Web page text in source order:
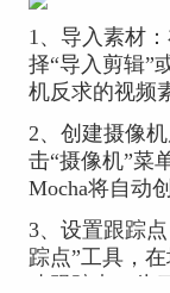
1、导入素材
择“导入剪辑”
机反求的视频
2、创建摄像
击“摄像机”菜
Mocha将自动
3、设置跟踪
踪点”工具，